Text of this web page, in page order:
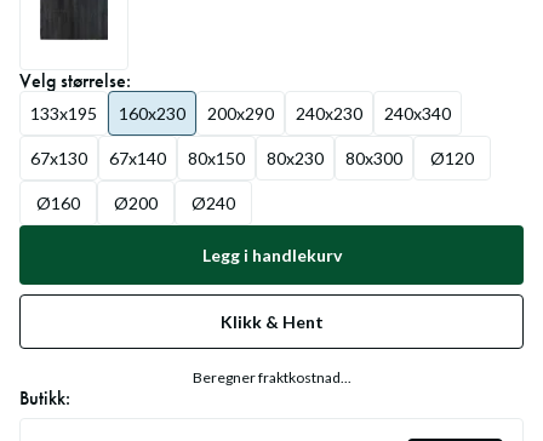
Velgstørrelse:
133x195 160x230 200x290 240x230 240x340
67x130 67x140 80x150 80x230 80x300 Ø120
Ø160 Ø200 Ø240
Legg i handlekurv
Klikk & Hent
Beregner fraktkostnad...
Butikk: